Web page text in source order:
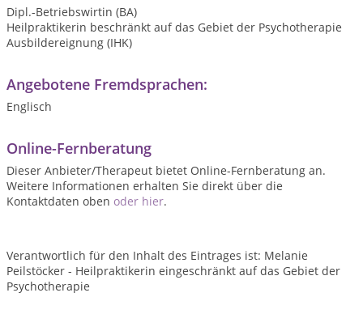
Dipl.-Betriebswirtin (BA)
Heilpraktikerin beschränkt auf das Gebiet der Psychotherapie
Ausbildereignung (IHK)
Angebotene Fremdsprachen:
Englisch
Online-Fernberatung
Dieser Anbieter/Therapeut bietet Online-Fernberatung an.
Weitere Informationen erhalten Sie direkt über die
Kontaktdaten oben oder hier.
Verantwortlich für den Inhalt des Eintrages ist: Melanie
Peilstöcker - Heilpraktikerin eingeschränkt auf das Gebiet der
Psychotherapie